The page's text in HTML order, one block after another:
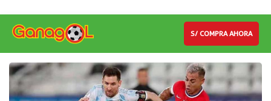
S/ COMPRA AHORA